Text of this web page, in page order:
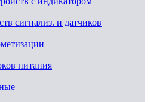
сигнализ. и датчиков
питания